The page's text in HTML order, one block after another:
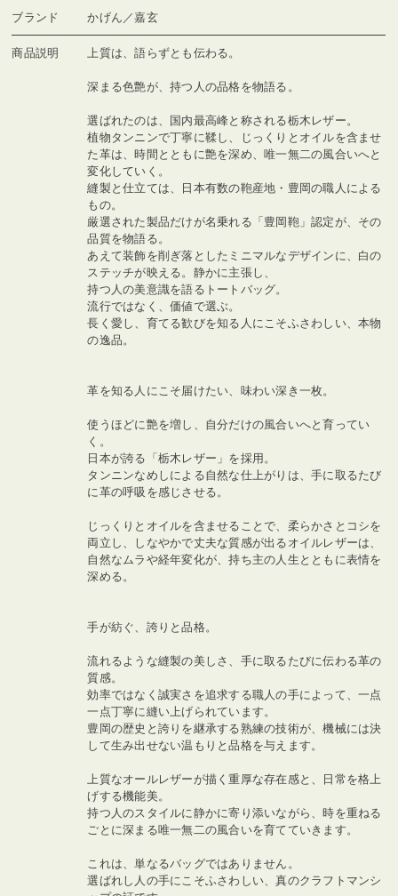
ブランド かげん／嘉玄
商品説明 上質は、語らずとも伝わる。
深まる色艶が、持つ人の品格を物語る。
選ばれたのは、国内最高峰と称される栃木レザー。
植物タンニンで丁寧に鞣し、じっくりとオイルを含ませ
た革は、時間とともに艶を深め、唯一無二の風合いへと
変化していく。
縫製と仕立ては、日本有数の鞄産地・豊岡の職人による
もの。
厳選された製品だけが名乗れる「豊岡鞄」認定が、その
品質を物語る。
あえて装飾を削ぎ落としたミニマルなデザインに、白の
ステッチが映える。静かに主張し、
持つ人の美意識を語るトートバッグ。
流行ではなく、価値で選ぶ。
長く愛し、育てる歓びを知る人にこそふさわしい、本物
の逸品。
革を知る人にこそ届けたい、味わい深き一枚。
使うほどに艶を増し、自分だけの風合いへと育ってい
く。
日本が誇る「栃木レザー」を採用。
タンニンなめしによる自然な仕上がりは、手に取るたび
に革の呼吸を感じさせる。
じっくりとオイルを含ませることで、柔らかさとコシを
両立し、しなやかで丈夫な質感が出るオイルレザーは、
自然なムラや経年変化が、持ち主の人生とともに表情を
深める。
手が紡ぐ、誇りと品格。
流れるような縫製の美しさ、手に取るたびに伝わる革の
質感。
効率ではなく誠実さを追求する職人の手によって、一点
一点丁寧に縫い上げられています。
豊岡の歴史と誇りを継承する熟練の技術が、機械には決
して生み出せない温もりと品格を与えます。
上質なオールレザーが描く重厚な存在感と、日常を格上
げする機能美。
持つ人のスタイルに静かに寄り添いながら、時を重ねる
ごとに深まる唯一無二の風合いを育てていきます。
これは、単なるバッグではありません。
選ばれし人の手にこそふさわしい、真のクラフトマンシ